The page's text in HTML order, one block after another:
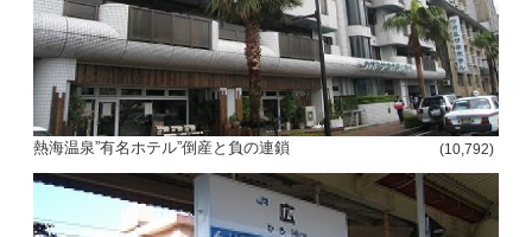
熱海温泉”有名ホテル”倒産と負の連鎖 (10,792)